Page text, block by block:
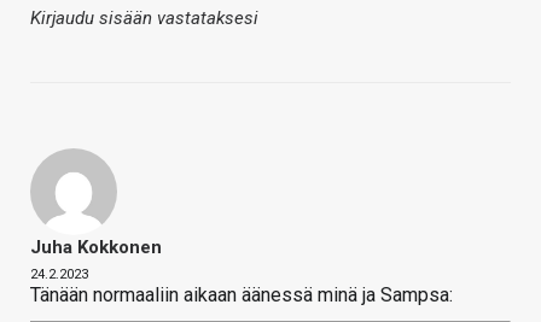
Kirjaudu sisään vastataksesi
Juha Kokkonen
24.2.2023
Tänään normaaliin aikaan äänessä minä ja Sampsa: